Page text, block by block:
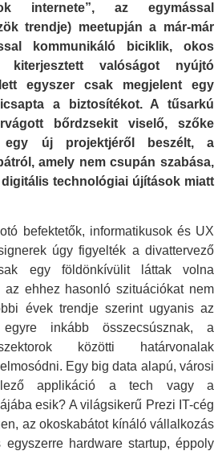
internete”, az egymással
trendje) meetupján a már-már
kommunikáló biciklik, okos
kiterjesztett valóságot nyújtó
egyszer csak megjelent egy
a biztosítékot. A tűsarkú
bőrdzsekit viselő, szőke
egy új projektjéről beszélt, a
amely nem csupán szabása,
technológiai újítások miatt
befektetők, informatikusok és UX
úgy figyelték a divattervező
egy földönkívülit láttak volna
az ehhez hasonló szituációkat nem
évek trendje szerint ugyanis az
inkább összecsúsznak, a
közötti határvonalak
Egy big data alapú, városi
applikáció a tech vagy a
esik? A világsikerű Prezi IT-cég
az okoskabátot kínáló vállalkozás
hardware startup, éppoly